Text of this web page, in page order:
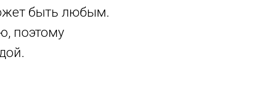
быть любым.
поэтому